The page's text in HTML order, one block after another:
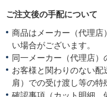
ご注文後の手配について
商品はメーカー（代理
い場合がございます。
同一メーカー（代理店
お客様と関わりのない
肩）での受け渡し等の特